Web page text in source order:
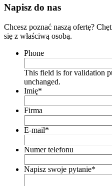
Napisz do nas
Chcesz poznać naszą ofertę?
się z właściwą osobą.
Phone
This field is for validation
unchanged.
Imię*
Firma
E-mail*
Numer telefonu
Napisz swoje pytanie*